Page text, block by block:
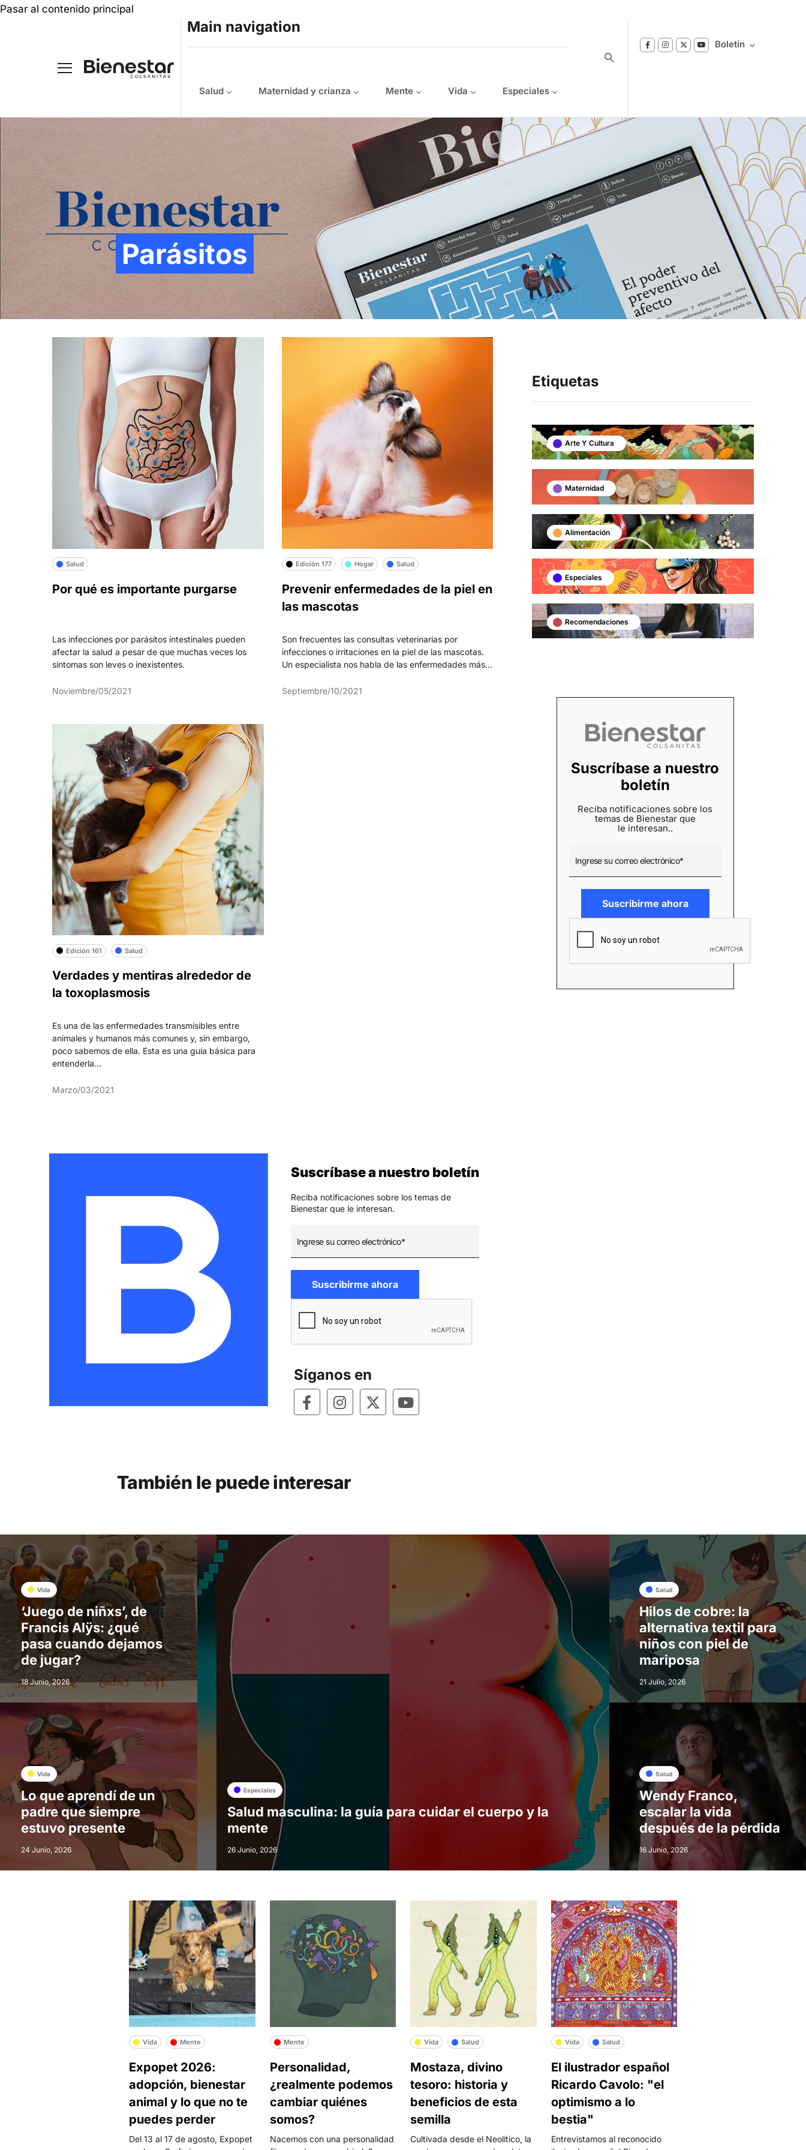
Pasar al contenido principal
Main navigation
Salud Maternidad y crianza Mente Vida Especiales
Boletín
Suscríbase a nuestro boletín
Reciba notificaciones sobre los temas de
Bienestar que le interesan.
Parásitos
Salud
Por qué es importante purgarse
Las infecciones por parásitos intestinales pueden
afectar la salud a pesar de que muchas veces los
síntomas son leves o inexistentes.
Noviembre/05/2021
Edición 177 Hogar Salud
Prevenir enfermedades de la piel en
las mascotas
Son frecuentes las consultas veterinarias por
infecciones o irritaciones en la piel de las mascotas.
Un especialista nos habla de las enfermedades más...
Septiembre/10/2021
Edición 161 Salud
Verdades y mentiras alrededor de
la toxoplasmosis
Es una de las enfermedades transmisibles entre
animales y humanos más comunes y, sin embargo,
poco sabemos de ella. Esta es una guía básica para
entenderla...
Marzo/03/2021
Suscríbase a nuestro boletín
Reciba notificaciones sobre los temas de
Bienestar que le interesan.
Síganos en
Etiquetas
Arte Y Cultura
Maternidad
Alimentación
Especiales
Recomendaciones
Suscríbase a nuestro
boletín
Reciba notificaciones sobre los
temas de Bienestar que
le interesan..
También le puede interesar
Vida
‘Juego de niñxs’, de
Francis Alÿs: ¿qué
pasa cuando dejamos
de jugar?
18 Junio, 2026
Vida
Lo que aprendí de un
padre que siempre
estuvo presente
24 Junio, 2026
Especiales
Salud masculina: la guía para cuidar el cuerpo y la
mente
26 Junio, 2026
Salud
Hilos de cobre: la
alternativa textil para
niños con piel de
mariposa
21 Julio, 2026
Salud
Wendy Franco,
escalar la vida
después de la pérdida
16 Junio, 2026
Vida Mente
Expopet 2026:
adopción, bienestar
animal y lo que no te
puedes perder
Del 13 al 17 de agosto, Expopet
Mente
Personalidad,
¿realmente podemos
cambiar quiénes
somos?
Nacemos con una personalidad
Vida Salud
Mostaza, divino
tesoro: historia y
beneficios de esta
semilla
Cultivada desde el Neolítico, la
Vida Salud
El ilustrador español
Ricardo Cavolo: "el
optimismo a lo
bestia"
Entrevistamos al reconocido